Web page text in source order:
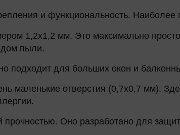
и функциональность.
1,2х1,2 мм. Это максимально
дом пыли.
подходит для больших окон и
маленькие отверстия (0,7х0,7 мм).
прочностью. Оно разработано для